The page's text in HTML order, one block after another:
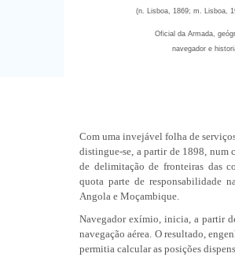
(n. Lisboa, 1869; m. Lisboa,
Oficial da Armada,
navegador e
Com uma invejável folha de
distingue-se, a partir de 1898, num
de delimitação de fronteiras das
quota parte de responsabilidade
Angola e Moçambique.
Navegador exímio, inicia, a partir
navegação aérea. O resultado,
permitia calcular as posições